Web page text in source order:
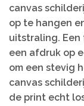
canvas
op te hangen
uitstraling.
een afdruk op
om een stevig
canvas
de print echt